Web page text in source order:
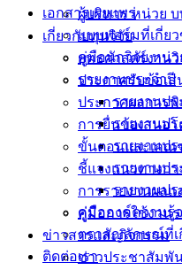
ผู้บริหาร หน่วย
เกี่ยวกับทุนวิจัย
ยุทธศาสตร์งานวิ
ประกาศรับข้อเส
ประกาศผลการ
การยื่นข้อเสนอโ
ขั้นตอนและเกณ
ชี้แจงแนวทางก
การรายงานผลแ
คู่มือการใช้งาน
ข่าวสารและกิจกรรม
ข่าวประชาสัมพั
เอกสารเผยแพร่
แบบฟอร์มที่เกี่ย
คู่มือนักวิจัย หน่ว
รายงานประจำปี
รายงานปร
รายงานปร
รายงานปร
รายงานปร
รายงานปร
คู่มือองค์ความรู้
ตราสัญลักษณ์ที่เ
ติดต่อเรา